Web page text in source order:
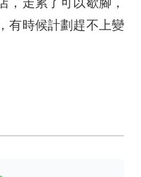
有時候計劃趕不上變